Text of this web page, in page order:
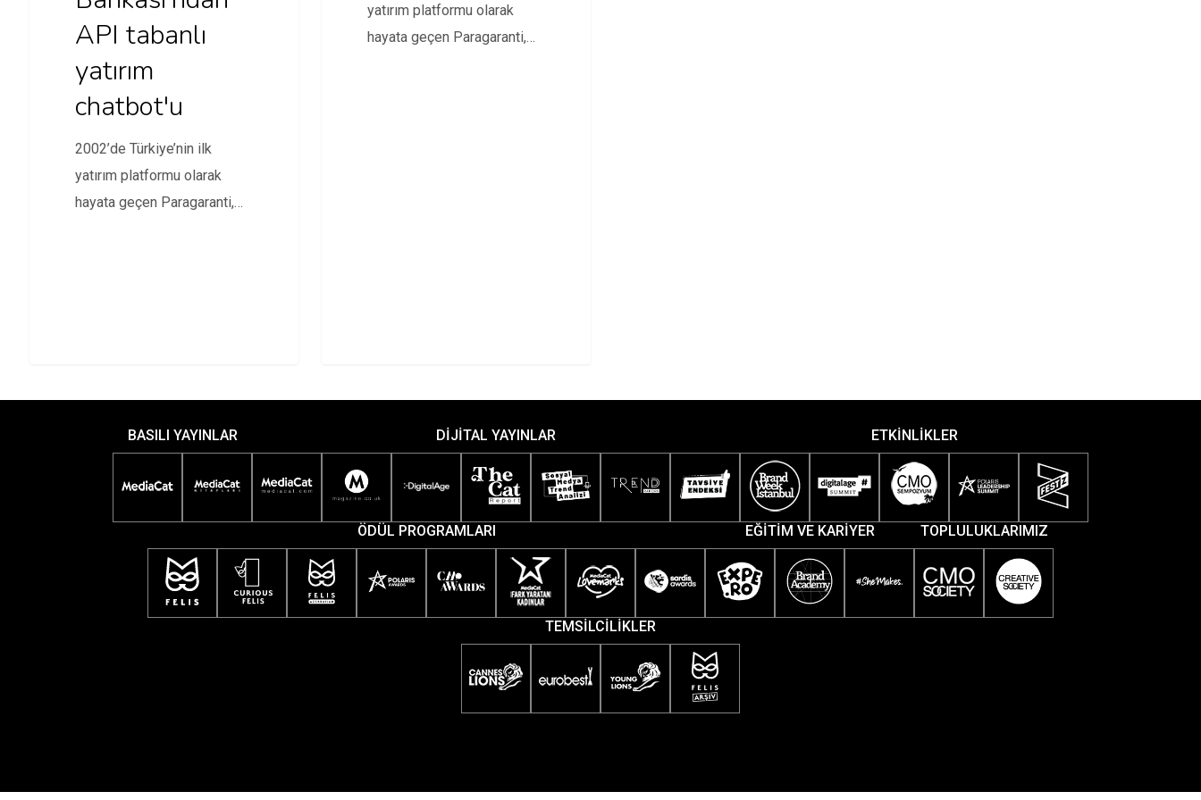
API tabanlı
yatırım
chatbot'u
2002’de Türkiye’nin ilk
yatırım platformu olarak
hayata geçen Paragaranti,
yatırım platformu olarak
hayata geçen Paragaranti,
BASILI YAYINLAR DİJİTAL YAYINLAR ETKİNLİKLER
ÖDÜL PROGRAMLARI EĞİTİM VE KARİYER TOPLULUKLARIMIZ
TEMSİLCİLİKLER